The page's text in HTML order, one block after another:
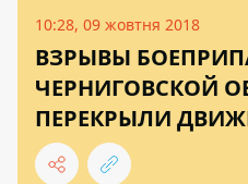
10:28, 09 жовтня 2018
ВЗРЫВЫ
ЧЕРНИГОВСКОЙ
ПЕРЕКРЫЛИ